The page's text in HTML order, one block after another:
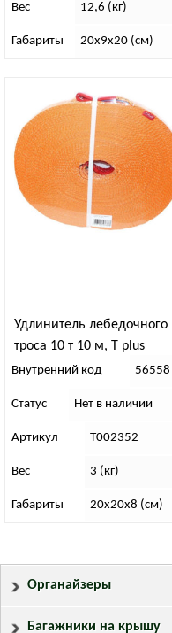
Вес 12,6 (кг)
Габариты 20х9х20 (см)
Удлинитель лебедочного
троса 10 т 10 м, T plus
Внутренний код 56558
Статус Нет в наличии
Артикул T002352
Вес 3 (кг)
Габариты 20х20х8 (см)
Органайзеры
Багажники на крышу